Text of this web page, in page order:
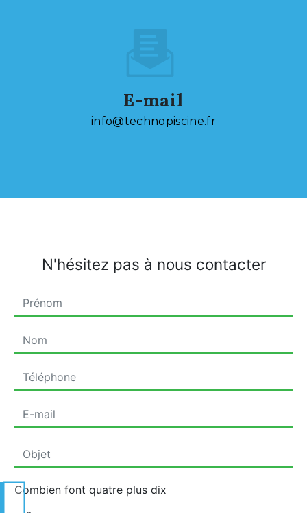
E-mail
info@technopiscine.fr
N'hésitez pas à nous contacter
Combien font quatre plus dix